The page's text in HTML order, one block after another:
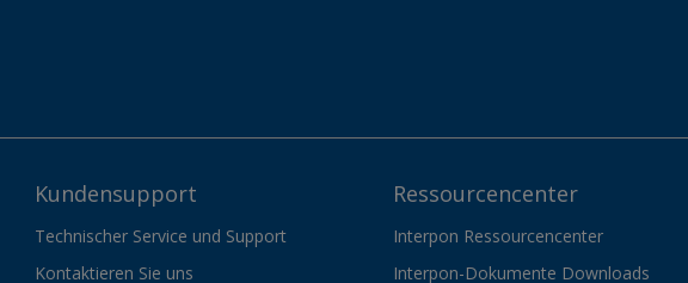
Kundensupport
Technischer Service und Support
Kontaktieren Sie uns
Ressourcencenter
Interpon Ressourcencenter
Interpon-Dokumente Downloads